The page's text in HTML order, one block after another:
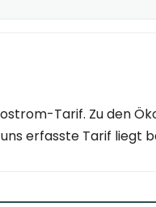
Tarif. Zu den
erfasste Tarif liegt